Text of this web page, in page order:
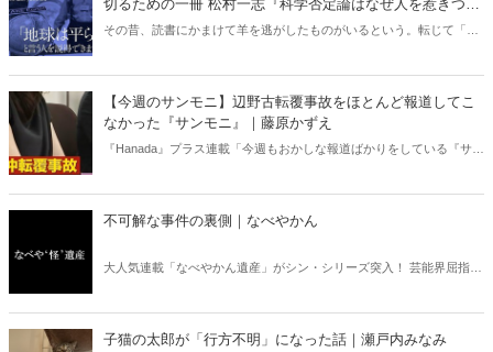
切るための一冊 松村一志『科学否定論はなぜ人を惹きつけ
るのか』（ちくま新書）｜梶原麻衣子
その昔、読書にかまけて羊を逃がしたものがいるという。転じて「読
ある。元月刊『Hanada』編集部員のライター・梶原がお送りする時事
書評！
【今週のサンモニ】辺野古転覆事故をほとんど報道してこ
なかった『サンモニ』｜藤原かずえ
『Hanada』プラス連載「今週もおかしな報道ばかりをしている『サン
不可解な事件の裏側｜なべやかん
大人気連載「なべやかん遺産」がシン・シリーズ突入！ 芸能界屈指の
信じるか信じないかは、あなた次第！ 芸能ニュース
子猫の太郎が「行方不明」になった話｜瀬戸内みなみ